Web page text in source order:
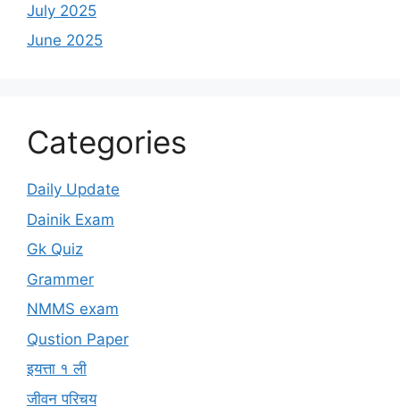
July 2025
June 2025
Categories
Daily Update
Dainik Exam
Gk Quiz
Grammer
NMMS exam
Qustion Paper
इयत्ता १ ली
जीवन परिचय